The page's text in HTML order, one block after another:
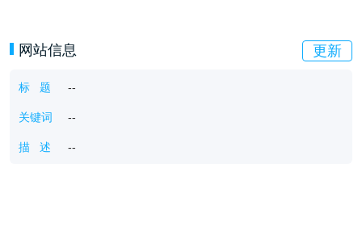
网站信息 更新
标 题 --
关键词 --
描 述 --